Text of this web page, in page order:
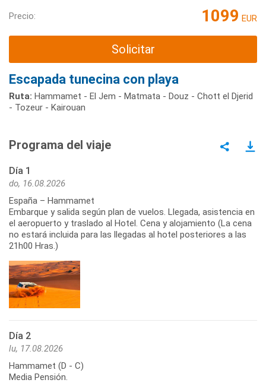
Precio: 1099 EUR
Solicitar
Escapada tunecina con playa
Ruta: Hammamet - El Jem - Matmata - Douz - Chott el Djerid
- Tozeur - Kairouan
Programa del viaje
Día 1
do, 16.08.2026
España – Hammamet
Embarque y salida según plan de vuelos. Llegada, asistencia en
el aeropuerto y traslado al Hotel. Cena y alojamiento (La cena
no estará incluida para las llegadas al hotel posteriores a las
21h00 Hras.)
Día 2
lu, 17.08.2026
Hammamet (D - C)
Media Pensión.